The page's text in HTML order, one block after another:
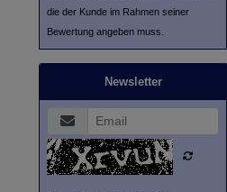
die der Kunde im Rahmen seiner
Bewertung angeben muss.
Newsletter